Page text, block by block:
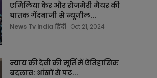
एमिलिया केर और रोजमेरी मैयर की
घातक गेंदबाजी से न्यूजील...
News Tv India हिंदी Oct 21, 2024
न्याय की देवी की मूर्ति में ऐतिहासिक
बदलाव: आंखों से पट...